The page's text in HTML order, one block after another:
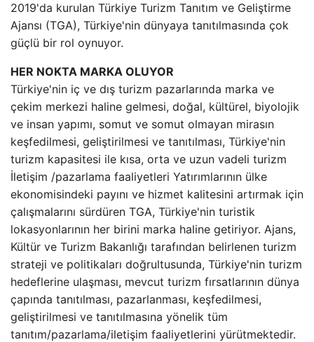
2019'da kurulan Türkiye Turizm Tanıtım ve Geliştirme
Ajansı (TGA), Türkiye'nin dünyaya tanıtılmasında çok
güçlü bir rol oynuyor.
HER NOKTA MARKA OLUYOR
Türkiye'nin iç ve dış turizm pazarlarında marka ve
çekim merkezi haline gelmesi, doğal, kültürel, biyolojik
ve insan yapımı, somut ve somut olmayan mirasın
keşfedilmesi, geliştirilmesi ve tanıtılması, Türkiye'nin
turizm kapasitesi ile kısa, orta ve uzun vadeli turizm
İletişim /pazarlama faaliyetleri Yatırımlarının ülke
ekonomisindeki payını ve hizmet kalitesini artırmak için
çalışmalarını sürdüren TGA, Türkiye'nin turistik
lokasyonlarının her birini marka haline getiriyor. Ajans,
Kültür ve Turizm Bakanlığı tarafından belirlenen turizm
strateji ve politikaları doğrultusunda, Türkiye'nin turizm
hedeflerine ulaşması, mevcut turizm fırsatlarının dünya
çapında tanıtılması, pazarlanması, keşfedilmesi,
geliştirilmesi ve tanıtılmasına yönelik tüm
tanıtım/pazarlama/iletişim faaliyetlerini yürütmektedir.